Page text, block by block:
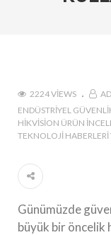
Avantajları
#Hikvision AI
Dönem
#Yapay Zeka
Avantajları
#Hikvision
Avantajlar
2224 VIEWS
ENDÜSTRIYEL
HIKVISION ÜRÜN
TEKNOLOJI HABERLERI
Günümüzde
büyük bir öncelik